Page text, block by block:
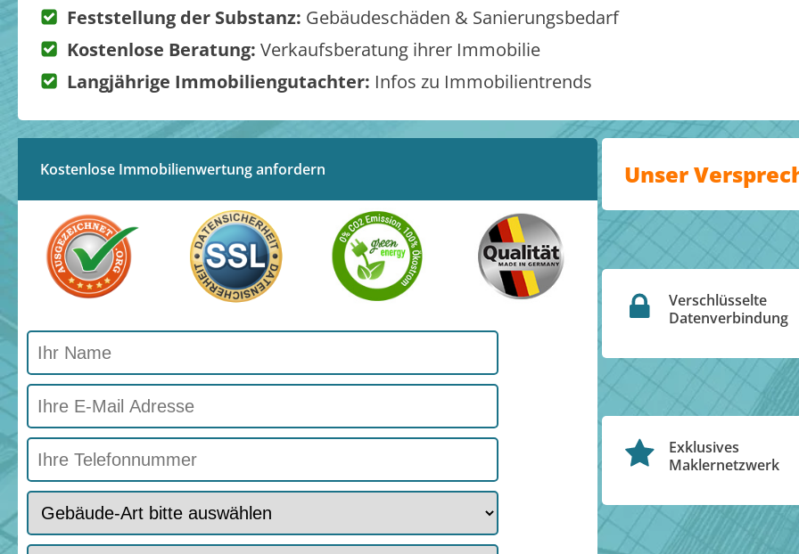
Feststellung der Substanz: Gebäudeschäden & Sanierungsbedarf
Kostenlose Beratung: Verkaufsberatung ihrer Immobilie
Langjährige Immobiliengutachter: Infos zu Immobilientrends
Kostenlose Immobilienwertung anfordern Unser
Verschlüsselte
Datenverbindung
Exklusives
Maklernetzwerk